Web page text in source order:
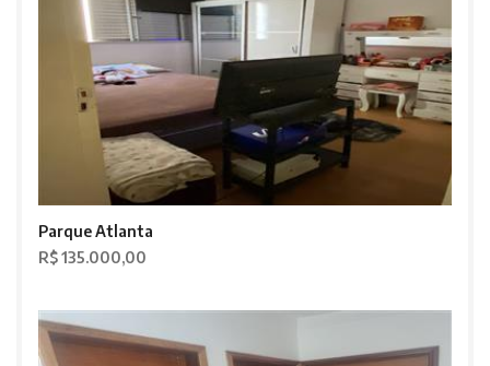
Parque Atlanta
R$ 135.000,00